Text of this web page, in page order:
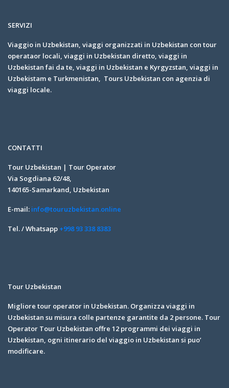
SERVIZI
Viaggio in Uzbekistan, viaggi organizzati in Uzbekistan con tour
operataor locali, viaggi in Uzbekistan diretto, viaggi in
Uzbekistan fai da te, viaggi in Uzbekistan e Kyrgyzstan, viaggi in
Uzbekistam e Turkmenistan, Tours Uzbekistan con agenzia di
viaggi locale.
CONTATTI
Tour Uzbekistan | Tour Operator
Via Sogdiana 62/48,
140165-Samarkand, Uzbekistan
E-mail: info@touruzbekistan.online
Tel. / Whatsapp +998 93 338 8383
Tour Uzbekistan
Migliore tour operator in Uzbekistan. Organizza viaggi in
Uzbekistan su misura colle partenze garantite da 2 persone. Tour
Operator Tour Uzbekistan offre 12 programmi dei viaggi in
Uzbekistan, ogni itinerario del viaggio in Uzbekistan si puo’
modificare.